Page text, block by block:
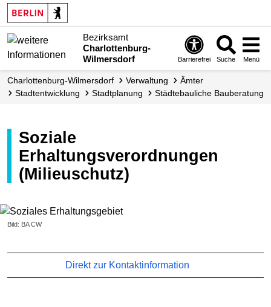
Bezirksamt
Charlottenburg-
Wilmersdorf
Barrierefrei Suche Menü
Charlottenburg-Wilmersdorf Verwaltung
Ämter
Stadt­entwicklung
Stadtplanung Städtebauliche Bauberatung
Soziale
Erhaltungsverordnungen
(Milieuschutz)
Bild: BA CW
Direkt zur Kontaktinformation